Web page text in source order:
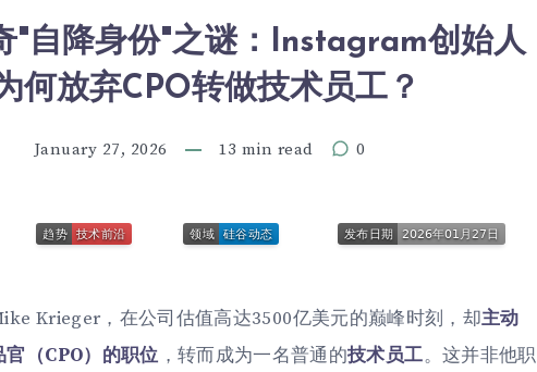
"自降身份"之谜：Instagram创始人
何放弃CPO转做技术员工？
January 27, 2026 13 min read 0
Krieger，在公司估值高达3500亿美元的巅峰时刻，却主动
（CPO）的职位 ，转而成为一名普通的技术员工。这并非他职